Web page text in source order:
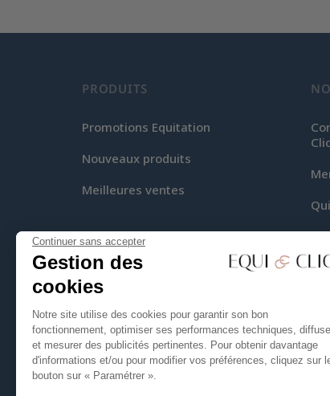
Continuer sans accepter
Gestion des
cookies
Notre site utilise des cookies pour garantir son bon
fonctionnement, optimiser ses performances techniques,
et mesurer des publicités pertinentes. Pour obtenir davantage
d'informations et/ou pour modifier vos préférences, cliquez sur
bouton sur « Paramétrer ».
PRODUITS
Promotions Equitation
Nouveaux produits
Meilleures ventes
Clic